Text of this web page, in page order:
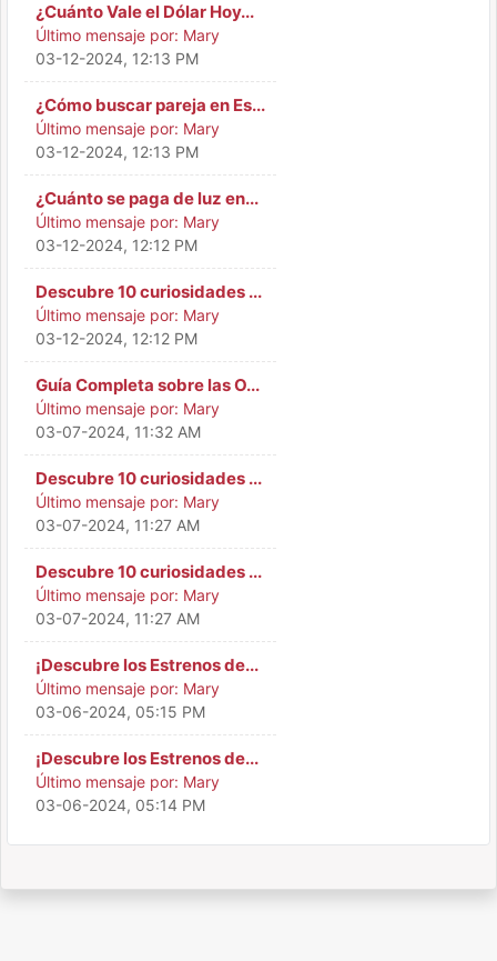
¿Cuánto Vale el Dólar Hoy...
Último mensaje por: Mary
03-12-2024, 12:13 PM
¿Cómo buscar pareja en Es...
Último mensaje por: Mary
03-12-2024, 12:13 PM
¿Cuánto se paga de luz en...
Último mensaje por: Mary
03-12-2024, 12:12 PM
Descubre 10 curiosidades ...
Último mensaje por: Mary
03-12-2024, 12:12 PM
Guía Completa sobre las O...
Último mensaje por: Mary
03-07-2024, 11:32 AM
Descubre 10 curiosidades ...
Último mensaje por: Mary
03-07-2024, 11:27 AM
Descubre 10 curiosidades ...
Último mensaje por: Mary
03-07-2024, 11:27 AM
¡Descubre los Estrenos de...
Último mensaje por: Mary
03-06-2024, 05:15 PM
¡Descubre los Estrenos de...
Último mensaje por: Mary
03-06-2024, 05:14 PM